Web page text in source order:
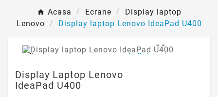
Acasa Ecrane
Display laptop
Lenovo
Display laptop Lenovo IdeaPad U400
Nou La Reducere!
Display Laptop Lenovo
IdeaPad U400